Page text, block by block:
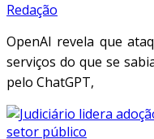
Redação
OpenAI revela que
serviços do que se
pelo ChatGPT,